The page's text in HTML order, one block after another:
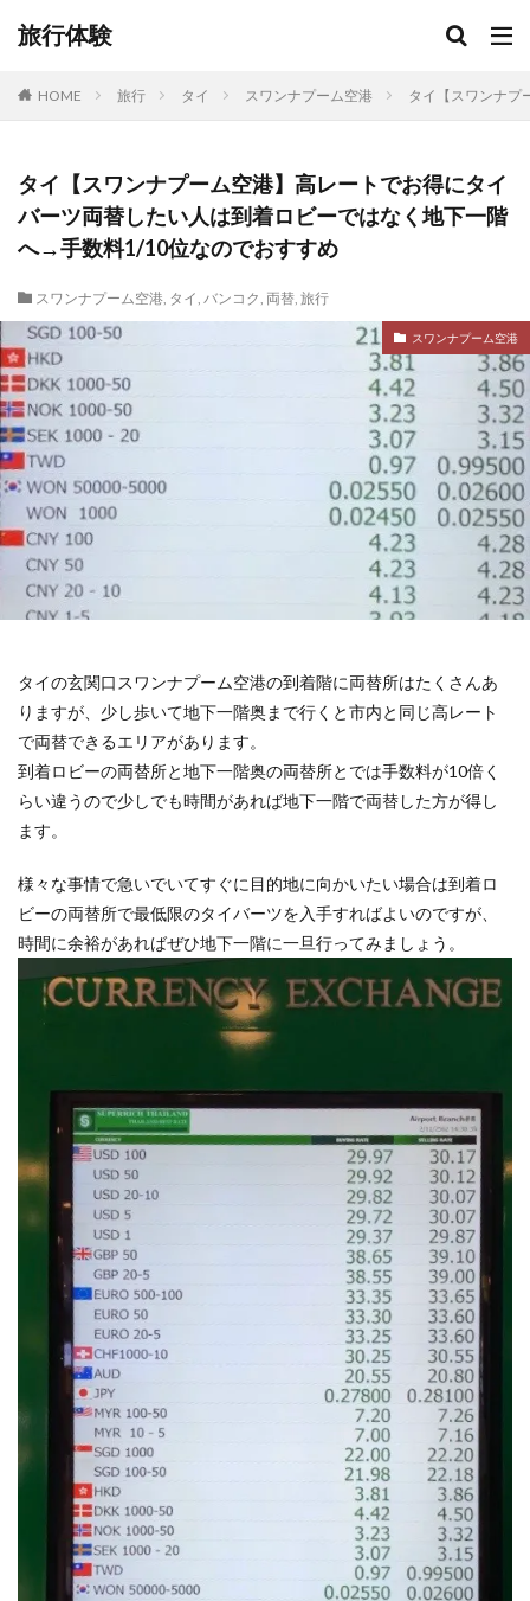
旅行体験
HOME 旅行 タイ スワンナプーム空港 タイ【スワンナ
タイ【スワンナプーム空港】高レートでお得にタイ
バーツ両替したい人は到着ロビーではなく地下一階
へ→手数料1/10位なのでおすすめ
スワンナプーム空港, タイ, バンコク, 両替, 旅行
スワンナプーム空港
タイの玄関口スワンナプーム空港の到着階に両替所はたくさんあ
りますが、少し歩いて地下一階奥まで行くと市内と同じ高レート
で両替できるエリアがあります。
到着ロビーの両替所と地下一階奥の両替所とでは手数料が10倍く
らい違うので少しでも時間があれば地下一階で両替した方が得し
ます。
様々な事情で急いでいてすぐに目的地に向かいたい場合は到着ロ
ビーの両替所で最低限のタイバーツを入手すればよいのですが、
時間に余裕があればぜひ地下一階に一旦行ってみましょう。